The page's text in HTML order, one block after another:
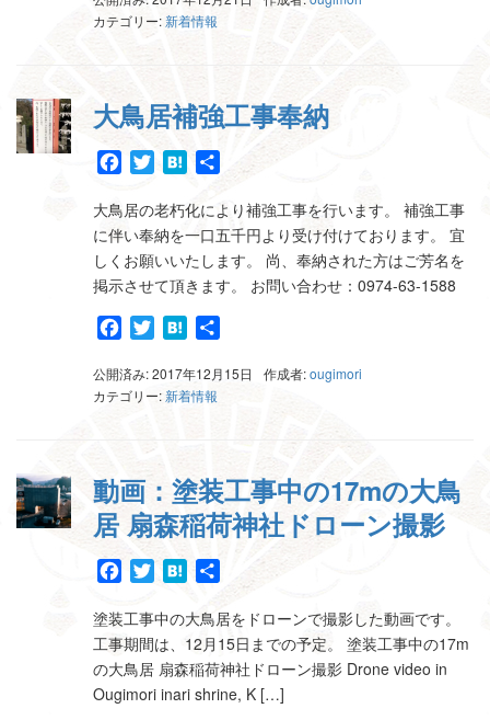
カテゴリー:新着情報
大鳥居補強工事奉納
Facebook
TwitterHatena
有
大鳥居の老朽化により補強工事を行います。 補強工事
に伴い奉納を一口五千円より受け付けております。 宜
しくお願いいたします。 尚、奉納された方はご芳名を
掲示させて頂きます。 お問い合わせ：0974-63-1588
FacebookTwitterHatena
公開済み: 2017年12月15日 作成者:ougimori
カテゴリー:新着情報
動画：塗装工事中の17mの大鳥
居 扇森稲荷神社ドローン撮影
Facebook
TwitterHatena
塗装工事中の大鳥居をドローンで撮影した動画です。
工事期間は、12月15日までの予定。 塗装工事中の17m
の大鳥居 扇森稲荷神社ドローン撮影 Drone video in
Ougimori inari shrine, K […]